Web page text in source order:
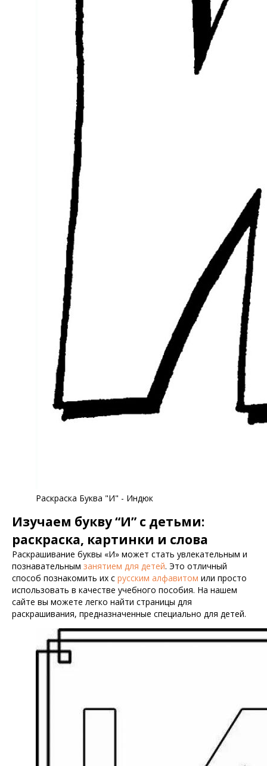
Раскраска Буква "И" - Индюк
Изучаем букву “И” с детьми:
раскраска, картинки и слова
Раскрашивание буквы «И» может стать увлекательным и
познавательным занятием для детей. Это отличный
способ познакомить их с русским алфавитом или просто
использовать в качестве учебного пособия. На нашем
сайте вы можете легко найти страницы для
раскрашивания, предназначенные специально для детей.